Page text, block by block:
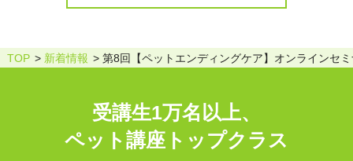
TOP 新着情報 第8回【ペットエンディングケア】オンラインセ
受講生1万名以上、
ペット講座トップクラス